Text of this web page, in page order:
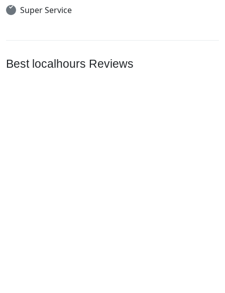
Super Service
Best localhours Reviews